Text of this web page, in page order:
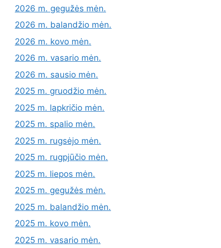
2026 m. gegužės mėn.
2026 m. balandžio mėn.
2026 m. kovo mėn.
2026 m. vasario mėn.
2026 m. sausio mėn.
2025 m. gruodžio mėn.
2025 m. lapkričio mėn.
2025 m. spalio mėn.
2025 m. rugsėjo mėn.
2025 m. rugpjūčio mėn.
2025 m. liepos mėn.
2025 m. gegužės mėn.
2025 m. balandžio mėn.
2025 m. kovo mėn.
2025 m. vasario mėn.